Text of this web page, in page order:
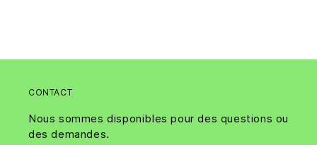
CONTACT
Nous sommes disponibles pour des questions ou
des demandes.